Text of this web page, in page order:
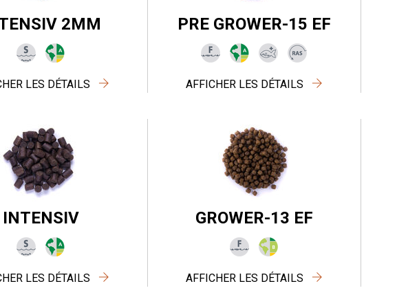
2MM
LES DÉTAILS
PRE GROWER-15 EF
AFFICHER LES DÉTAILS
INTENSIV
LES DÉTAILS
GROWER-13 EF
AFFICHER LES DÉTAILS